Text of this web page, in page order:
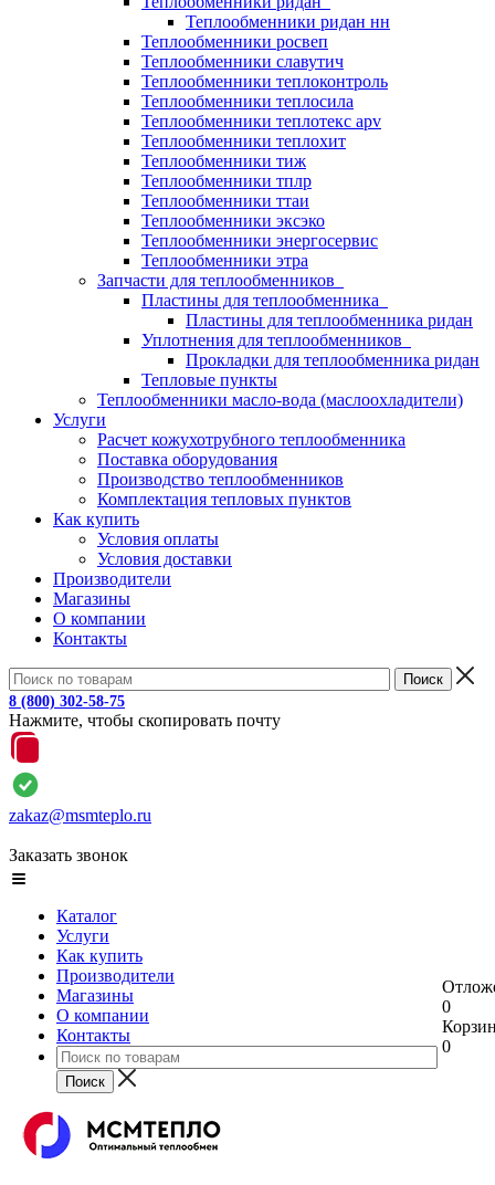
Теплообменники ридан нн
Теплообменники росвеп
Теплообменники славутич
Теплообменники теплоконтроль
Теплообменники теплосила
Теплообменники теплотекс apv
Теплообменники теплохит
Теплообменники тиж
Теплообменники тплр
Теплообменники ттаи
Теплообменники эксэко
Теплообменники энергосервис
Теплообменники этра
Запчасти для теплообменников
Пластины для теплообменника
Пластины для теплообменника ридан
Уплотнения для теплообменников
Прокладки для теплообменника ридан
Тепловые пункты
Теплообменники масло-вода (маслоохладители)
Услуги
Расчет кожухотрубного теплообменника
Поставка оборудования
Производство теплообменников
Комплектация тепловых пунктов
Как купить
Условия оплаты
Условия доставки
Производители
Магазины
О компании
Контакты
8 (800) 302-58-75
Нажмите, чтобы скопировать почту
zakaz@msmteplo.ru
Заказать звонок
Каталог
Услуги
Как купить
Производители
Магазины
О компании
Контакты
0
0